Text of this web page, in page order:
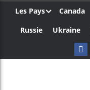
Les Pays Canada
Russie
Ukraine